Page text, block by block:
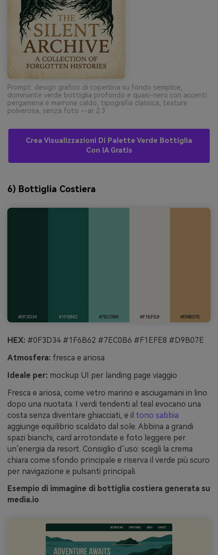
Prompt: design grafico di copertina su fondo semplice,
dominante verde bottiglia profondo e quasi-nero con accenti
pergamena e marrone caldo, tipografia classica, texture
polverosa, senza foto --ar 2:3
Crea Visualizzazioni Di Palette Verde Bottiglia
Con IA Gratis
6) Bottiglia Costiera
HEX: #0F3D34 #1F6B62 #7EC0B6 #F1EFE8 #D9B07E
Atmosfera: fresca e ariosa
Ideale per: mockup UI per landing page viaggio
Fresca e ariosa, come vetro marino e asciugamani in lino
dopo una nuotata. I verdi tendenti al teal evocano una
costa senza diventare ghiacciati, e il tono sabbia
aggiunge equilibrio scaldato dal sole. Abbina a grandi
spazi bianchi, card arrotondate e foto leggere per
un’energia da resort. Consiglio d’uso: scegli la crema
chiara come sfondo principale e riserva il verde più scuro
per navigazione e pulsanti principali.
Esempio di immagine di bottiglia costiera generata su
media.io